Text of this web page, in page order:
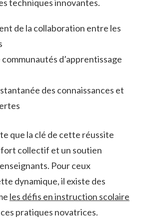
techniques innovantes.
de la collaboration entre les
d’apprentissage
des connaissances et
que la clé de cette réussite
collectif et un soutien
Pour ceux
dynamique, il existe des
les défis en instruction scolaire
pratiques novatrices.